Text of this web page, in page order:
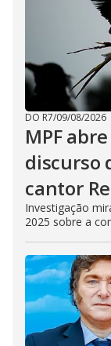
DO R7/09/08/2026
MPF
discurso
cantor
Investigação
2025 sobre a